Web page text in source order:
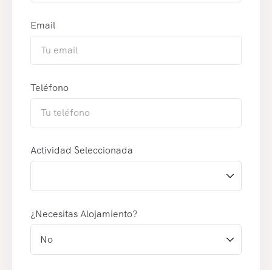
Email
Teléfono
Actividad Seleccionada
¿Necesitas Alojamiento?